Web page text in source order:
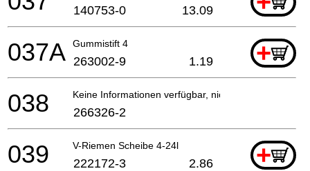
140753-0 13.09
Gummistift 4 +
037A 263002-9 1.19
Keine Informationen verfügbar, nicht bestellbar
038 266326-2
V-Riemen Scheibe 4-24l +
039 222172-3 2.86